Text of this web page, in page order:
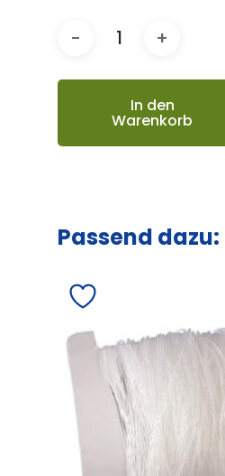
In den
Warenkorb
Passend dazu: